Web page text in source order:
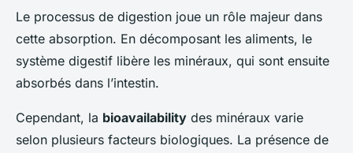
Le processus de digestion joue un rôle majeur dans
cette absorption. En décomposant les aliments, le
système digestif libère les minéraux, qui sont ensuite
absorbés dans l’intestin.
Cependant, la bioavailability des minéraux varie
selon plusieurs facteurs biologiques. La présence de